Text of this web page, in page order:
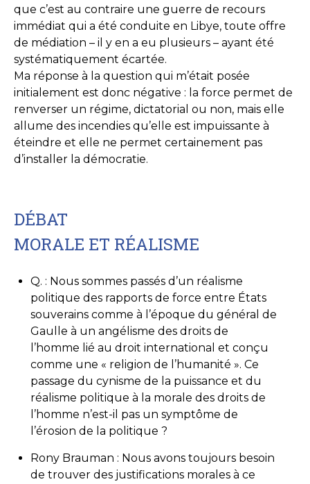
que c’est au contraire une guerre de recours
immédiat qui a été conduite en Libye, toute offre
de médiation – il y en a eu plusieurs – ayant été
systématiquement écartée.
Ma réponse à la question qui m’était posée
initialement est donc négative : la force permet de
renverser un régime, dictatorial ou non, mais elle
allume des incendies qu’elle est impuissante à
éteindre et elle ne permet certainement pas
d’installer la démocratie.
DÉBAT
MORALE ET RÉALISME
Q. : Nous sommes passés d’un réalisme
politique des rapports de force entre États
souverains comme à l’époque du général de
Gaulle à un angélisme des droits de
l’homme lié au droit international et conçu
comme une « religion de l’humanité ». Ce
passage du cynisme de la puissance et du
réalisme politique à la morale des droits de
l’homme n’est-il pas un symptôme de
l’érosion de la politique ?
Rony Brauman : Nous avons toujours besoin
de trouver des justifications morales à ce